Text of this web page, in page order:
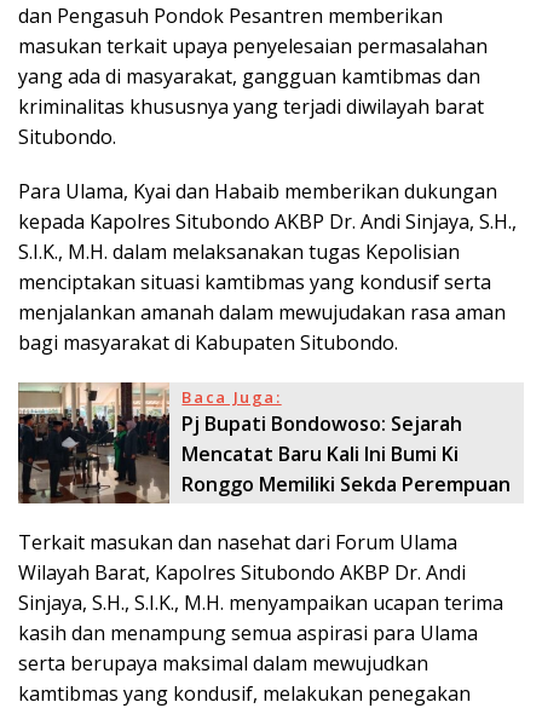
dan Pengasuh Pondok Pesantren memberikan
masukan terkait upaya penyelesaian permasalahan
yang ada di masyarakat, gangguan kamtibmas dan
kriminalitas khususnya yang terjadi diwilayah barat
Situbondo.
Para Ulama, Kyai dan Habaib memberikan dukungan
kepada Kapolres Situbondo AKBP Dr. Andi Sinjaya, S.H.,
S.I.K., M.H. dalam melaksanakan tugas Kepolisian
menciptakan situasi kamtibmas yang kondusif serta
menjalankan amanah dalam mewujudakan rasa aman
bagi masyarakat di Kabupaten Situbondo.
Baca Juga:
Pj Bupati Bondowoso: Sejarah
Mencatat Baru Kali Ini Bumi Ki
Ronggo Memiliki Sekda Perempuan
Terkait masukan dan nasehat dari Forum Ulama
Wilayah Barat, Kapolres Situbondo AKBP Dr. Andi
Sinjaya, S.H., S.I.K., M.H. menyampaikan ucapan terima
kasih dan menampung semua aspirasi para Ulama
serta berupaya maksimal dalam mewujudkan
kamtibmas yang kondusif, melakukan penegakan